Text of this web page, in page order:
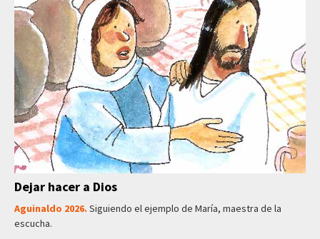
Dejar hacer a Dios
Aguinaldo 2026. Siguiendo el ejemplo de María, maestra de la
escucha.